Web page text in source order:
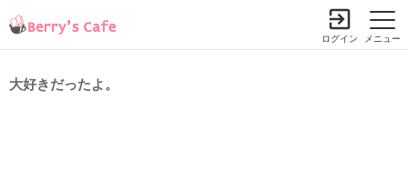
メニュー
ログイン
大好きだったよ。